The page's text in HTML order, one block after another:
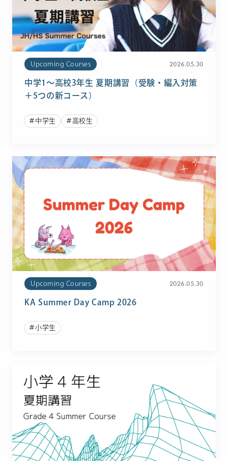
Upcoming Courses 2026.05.30
中学1〜高校3年生 夏期講習（受験・編入対策
＋5つの新コース）
中学生 高校生
Upcoming Courses 2026.05.30
KA Summer Day Camp 2026
小学生